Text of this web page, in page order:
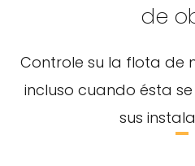
de
Controle su la flota de
incluso cuando ésta
sus